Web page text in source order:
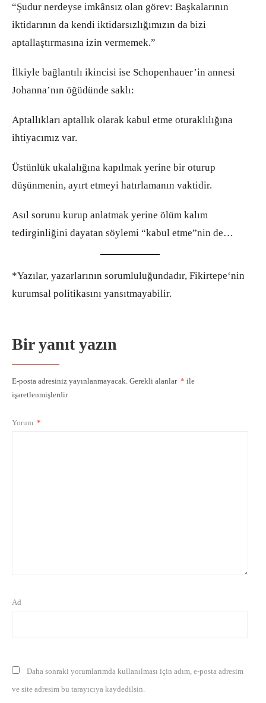
“Şudur nerdeyse imkânsız olan görev: Başkalarının
iktidarının da kendi iktidarsızlığımızın da bizi
aptallaştırmasına izin vermemek.”
İlkiyle bağlantılı ikincisi ise Schopenhauer’in annesi
Johanna’nın öğüdünde saklı:
Aptallıkları aptallık olarak kabul etme oturaklılığına
ihtiyacımız var.
Üstünlük ukalalığına kapılmak yerine bir oturup
düşünmenin, ayırt etmeyi hatırlamanın vaktidir.
Asıl sorunu kurup anlatmak yerine ölüm kalım
tedirginliğini dayatan söylemi “kabul etme”nin de…
*Yazılar, yazarlarının sorumluluğundadır, Fikirtepe‘nin
kurumsal politikasını yansıtmayabilir.
Bir yanıt yazın
E-posta adresiniz yayınlanmayacak. Gerekli alanlar * ile
işaretlenmişlerdir
Yorum *
Ad
Daha sonraki yorumlarımda kullanılması için adım, e-posta adresim
ve site adresim bu tarayıcıya kaydedilsin.